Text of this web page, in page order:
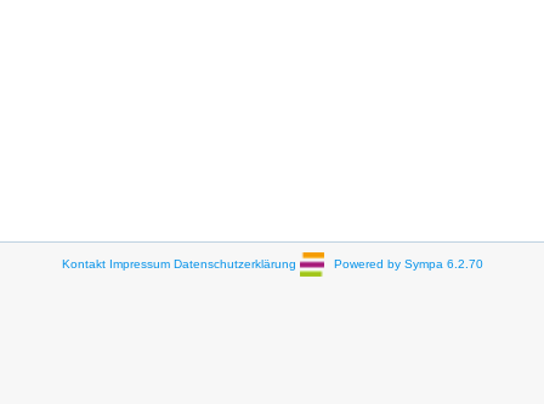
Kontakt Impressum Datenschutzerklärung Powered by Sympa 6.2.70